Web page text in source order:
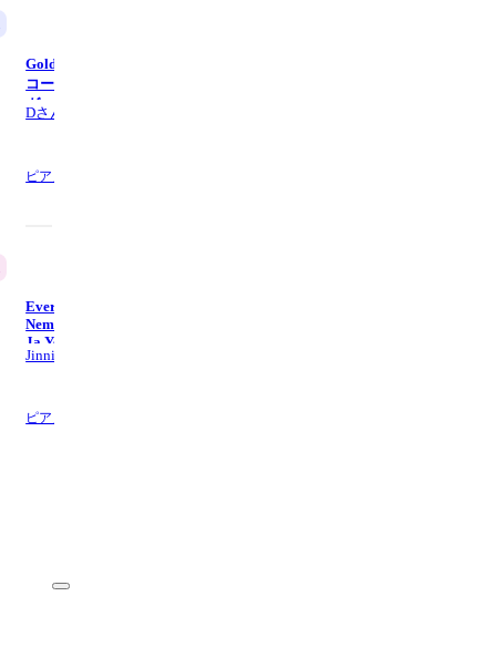
Golden (難易度:★★★★☆/歌詞・
コード・ペダル付き/Netflix『KPOP
ガールズ! デーモン・ハンターズ』
劇中歌) - HUNTR/X
Dさん
ピアノ,
Everyday Miracle(My Royal
Nemesis OST) (Gb key + G key) - Seo
Ja Yeong
Jinnie J
ピアノ,